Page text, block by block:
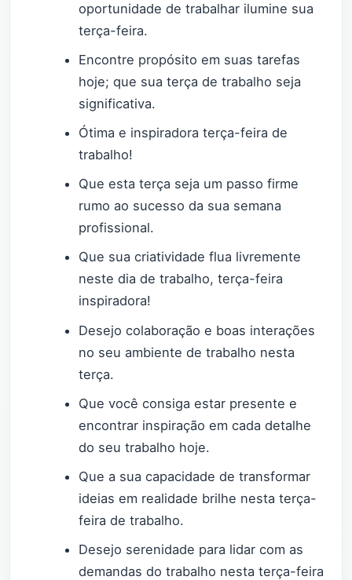
oportunidade de trabalhar ilumine sua
terça-feira.
Encontre propósito em suas tarefas
hoje; que sua terça de trabalho seja
significativa.
Ótima e inspiradora terça-feira de
trabalho!
Que esta terça seja um passo firme
rumo ao sucesso da sua semana
profissional.
Que sua criatividade flua livremente
neste dia de trabalho, terça-feira
inspiradora!
Desejo colaboração e boas interações
no seu ambiente de trabalho nesta
terça.
Que você consiga estar presente e
encontrar inspiração em cada detalhe
do seu trabalho hoje.
Que a sua capacidade de transformar
ideias em realidade brilhe nesta terça-
feira de trabalho.
Desejo serenidade para lidar com as
demandas do trabalho nesta terça-feira